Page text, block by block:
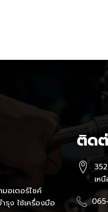
อเตอร์ไซค์
รุง ใช้เครื่องมือ
ติดต่
เห